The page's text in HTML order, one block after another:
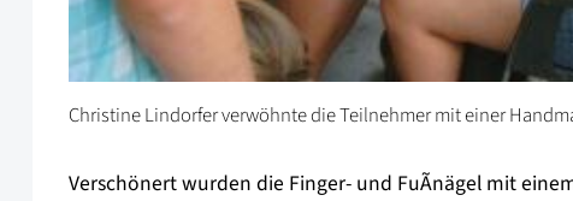
Christine Lindorfer verwöhnte die Teilnehmer mit einer
Verschönert wurden die Finger- und FuÃnägel mit